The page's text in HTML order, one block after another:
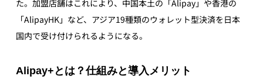
た。加盟店舗はこれにより、中国本土の「Alipay」や香港の
「AlipayHK」など、アジア19種類のウォレット型決済を日本
国内で受け付けられるようになる。
Alipay+とは？仕組みと導入メリット